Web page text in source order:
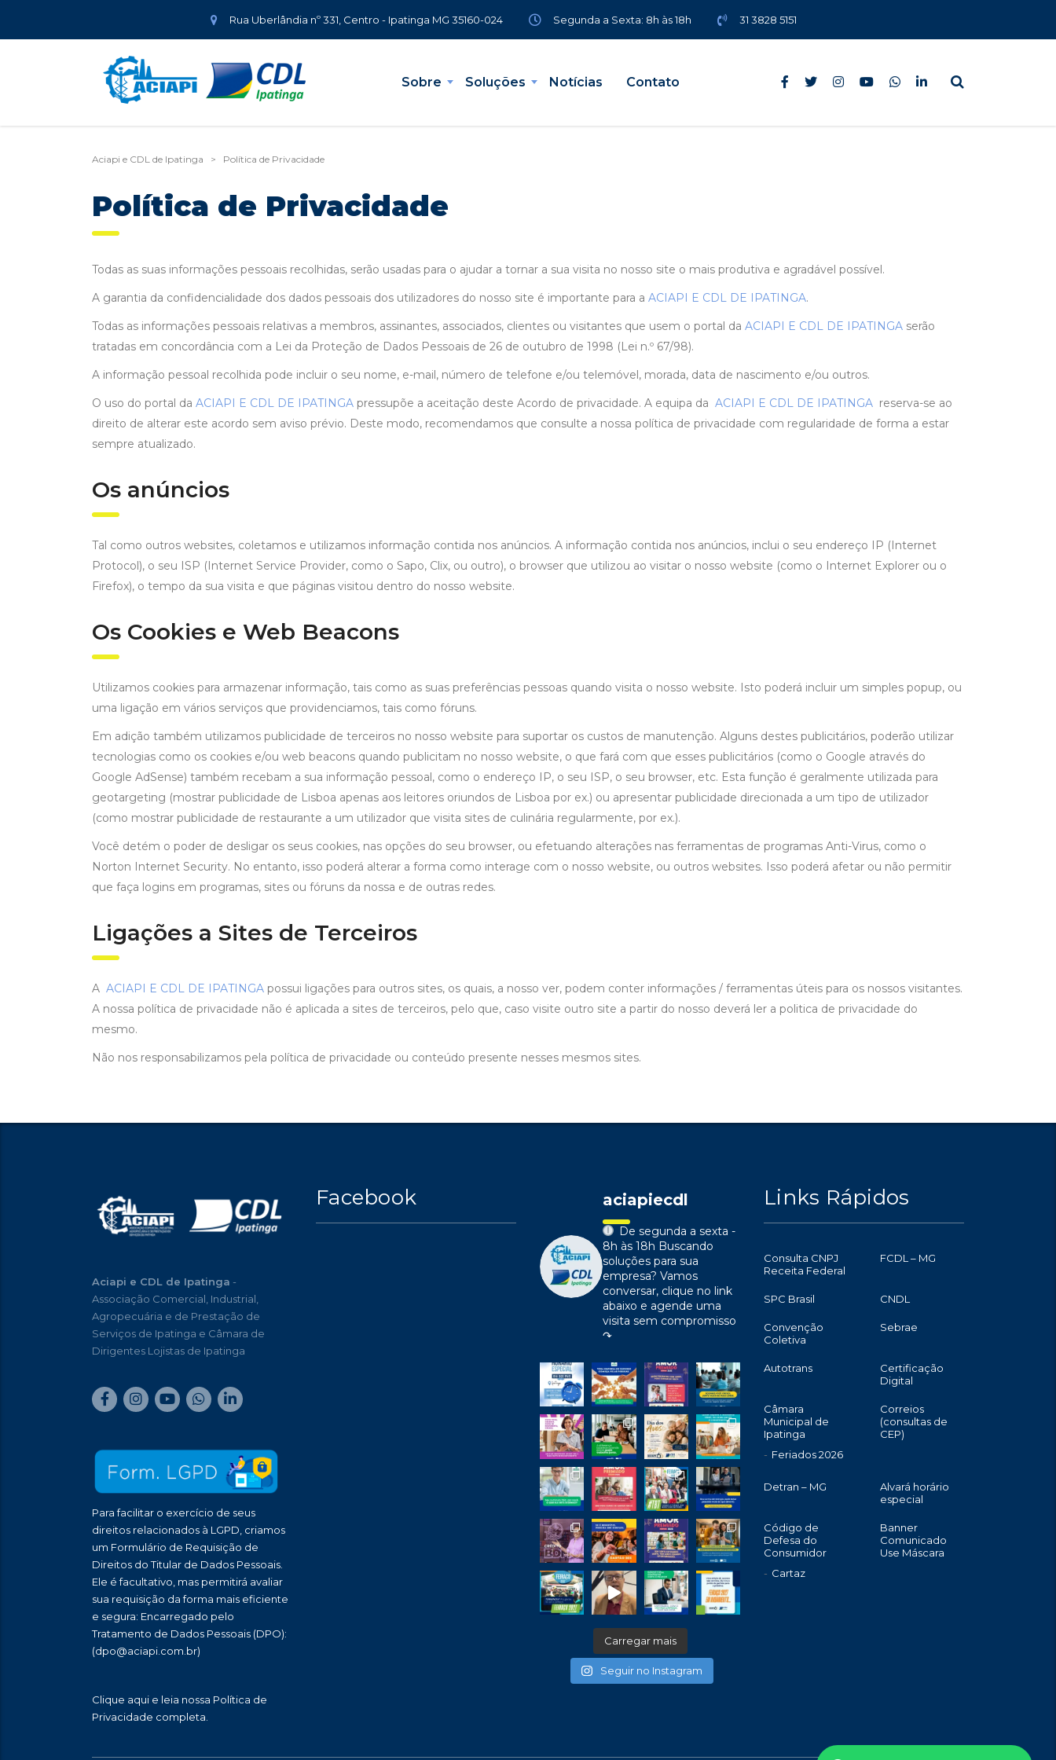
Rua Uberlândia nº 331, Centro - Ipatinga MG 35160-024 Segunda a Sexta: 8h às 18h 31 3828 5151
Sobre Soluções Notícias Contato
Aciapi e CDL de Ipatinga > Política de Privacidade
Política de Privacidade
Todas as suas informações pessoais recolhidas, serão usadas para o ajudar a tornar a sua visita no nosso site o mais produtiva e agradável possível.
A garantia da confidencialidade dos dados pessoais dos utilizadores do nosso site é importante para a ACIAPI E CDL DE IPATINGA.
Todas as informações pessoais relativas a membros, assinantes, associados, clientes ou visitantes que usem o portal da ACIAPI E CDL DE IPATINGA serão
tratadas em concordância com a Lei da Proteção de Dados Pessoais de 26 de outubro de 1998 (Lei n.º 67/98).
A informação pessoal recolhida pode incluir o seu nome, e-mail, número de telefone e/ou telemóvel, morada, data de nascimento e/ou outros.
O uso do portal da ACIAPI E CDL DE IPATINGA pressupõe a aceitação deste Acordo de privacidade. A equipa da ACIAPI E CDL DE IPATINGA reserva-se ao
direito de alterar este acordo sem aviso prévio. Deste modo, recomendamos que consulte a nossa política de privacidade com regularidade de forma a estar
sempre atualizado.
Os anúncios
Tal como outros websites, coletamos e utilizamos informação contida nos anúncios. A informação contida nos anúncios, inclui o seu endereço IP (Internet
Protocol), o seu ISP (Internet Service Provider, como o Sapo, Clix, ou outro), o browser que utilizou ao visitar o nosso website (como o Internet Explorer ou o
Firefox), o tempo da sua visita e que páginas visitou dentro do nosso website.
Os Cookies e Web Beacons
Utilizamos cookies para armazenar informação, tais como as suas preferências pessoas quando visita o nosso website. Isto poderá incluir um simples popup, ou
uma ligação em vários serviços que providenciamos, tais como fóruns.
Em adição também utilizamos publicidade de terceiros no nosso website para suportar os custos de manutenção. Alguns destes publicitários, poderão utilizar
tecnologias como os cookies e/ou web beacons quando publicitam no nosso website, o que fará com que esses publicitários (como o Google através do
Google AdSense) também recebam a sua informação pessoal, como o endereço IP, o seu ISP, o seu browser, etc. Esta função é geralmente utilizada para
geotargeting (mostrar publicidade de Lisboa apenas aos leitores oriundos de Lisboa por ex.) ou apresentar publicidade direcionada a um tipo de utilizador
(como mostrar publicidade de restaurante a um utilizador que visita sites de culinária regularmente, por ex.).
Você detém o poder de desligar os seus cookies, nas opções do seu browser, ou efetuando alterações nas ferramentas de programas Anti-Virus, como o
Norton Internet Security. No entanto, isso poderá alterar a forma como interage com o nosso website, ou outros websites. Isso poderá afetar ou não permitir
que faça logins em programas, sites ou fóruns da nossa e de outras redes.
Ligações a Sites de Terceiros
A ACIAPI E CDL DE IPATINGA possui ligações para outros sites, os quais, a nosso ver, podem conter informações / ferramentas úteis para os nossos visitantes.
A nossa política de privacidade não é aplicada a sites de terceiros, pelo que, caso visite outro site a partir do nosso deverá ler a politica de privacidade do
mesmo.
Não nos responsabilizamos pela política de privacidade ou conteúdo presente nesses mesmos sites.
Aciapi e CDL de Ipatinga -
Associação Comercial, Industrial,
Agropecuária e de Prestação de
Serviços de Ipatinga e Câmara de
Dirigentes Lojistas de Ipatinga
Para facilitar o exercício de seus
direitos relacionados à LGPD, criamos
um Formulário de Requisição de
Direitos do Titular de Dados Pessoais.
Ele é facultativo, mas permitirá avaliar
sua requisição da forma mais eficiente
e segura: Encarregado pelo
Tratamento de Dados Pessoais (DPO):
(dpo@aciapi.com.br)
Clique aqui e leia nossa Política de
Privacidade completa.
Facebook aciapiecdl
De segunda a sexta -
8h às 18h Buscando
soluções para sua
empresa? Vamos
conversar, clique no link
abaixo e agende uma
visita sem compromisso
↷
Carregar mais
Seguir no Instagram
Links Rápidos
Consulta CNPJ
Receita Federal
FCDL – MG
SPC Brasil CNDL
Convenção
Coletiva
Sebrae
Autotrans
Certificação
Digital
Câmara
Municipal de
Ipatinga
Feriados 2026
Correios
(consultas de
CEP)
Detran – MG
Alvará horário
especial
Código de
Defesa do
Consumidor
Cartaz
Banner
Comunicado
Use Máscara